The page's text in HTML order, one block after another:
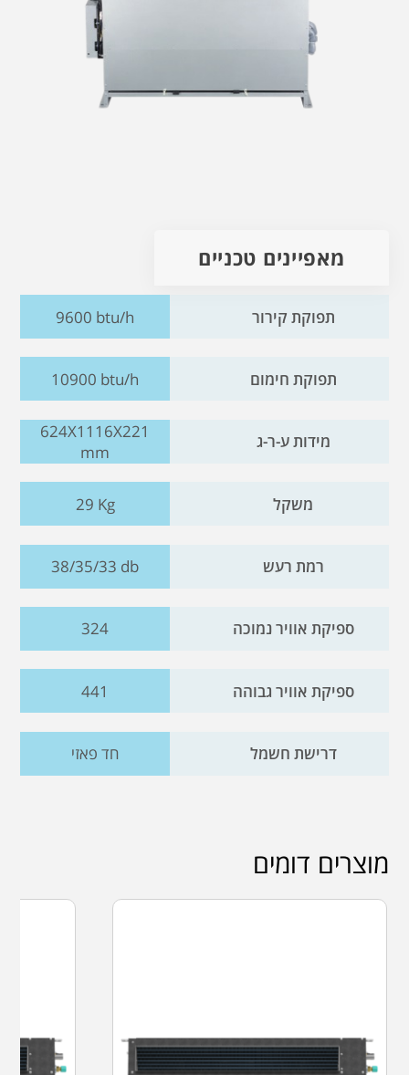
מאפיינים טכניים
תפוקת קירור 9600 btu/h
תפוקת חימום 10900 btu/h
מידות ע-ר-ג
624X1116X221
mm
משקל 29 Kg
רמת רעש 38/35/33 db
ספיקת אוויר נמוכה 324
ספיקת אוויר גבוהה 441
דרישת חשמל חד פאזי
מוצרים דומים